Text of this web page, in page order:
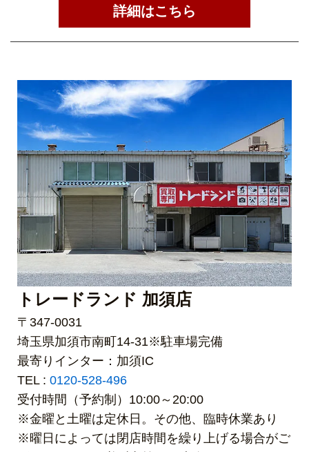
詳細はこちら
トレードランド 加須店
〒347-0031
埼玉県加須市南町14-31※駐車場完備
最寄りインター：加須IC
TEL : 0120-528-496
受付時間（予約制）10:00～20:00
※金曜と土曜は定休日。その他、臨時休業あり
※曜日によっては閉店時間を繰り上げる場合がご